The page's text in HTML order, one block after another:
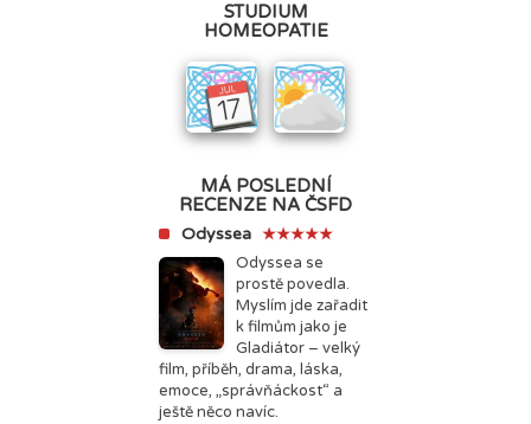
STUDIUM
HOMEOPATIE
MÁ POSLEDNÍ
RECENZE NA ČSFD
Odyssea ★★★★★
Odyssea se
prostě povedla.
Myslím jde zařadit
k filmům jako je
Gladiátor – velký
film, příběh, drama, láska,
emoce, „správňáckost“ a
ještě něco navíc.